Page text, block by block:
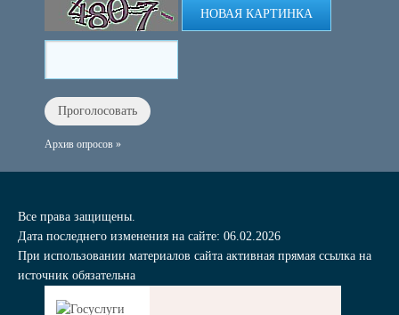
НОВАЯ КАРТИНКА
Архив опросов »
Все права защищены.
Дата последнего изменения на сайте: 06.02.2026
При использовании материалов сайта активная прямая ссылка на
источник обязательна